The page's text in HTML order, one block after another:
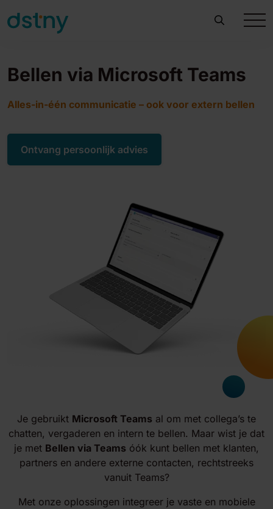
Bellen via Microsoft Teams
Alles-in-één communicatie – ook voor extern bellen
Ontvang persoonlijk advies
Je gebruikt Microsoft Teams al om met collega’s te
chatten, vergaderen en intern te bellen. Maar wist je dat
je met Bellen via Teams óók kunt bellen met klanten,
partners en andere externe contacten, rechtstreeks
vanuit Teams?
Met onze oplossingen integreer je vaste en mobiele